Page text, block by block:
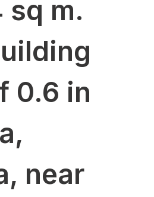
sq m.
0.6 in
near